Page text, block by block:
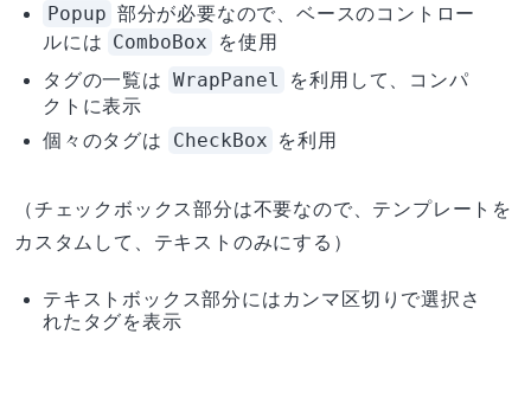
Popup 部分が必要なので、ベースのコントロー
ルには
ComboBox
を使用
タグの一覧は
WrapPanel
を利用して、コンパ
クトに表示
個々のタグは
CheckBox を利用
（チェックボックス部分は不要なので、テンプレートを
カスタムして、テキストのみにする）
テキストボックス部分にはカンマ区切りで選択さ
れたタグを表示